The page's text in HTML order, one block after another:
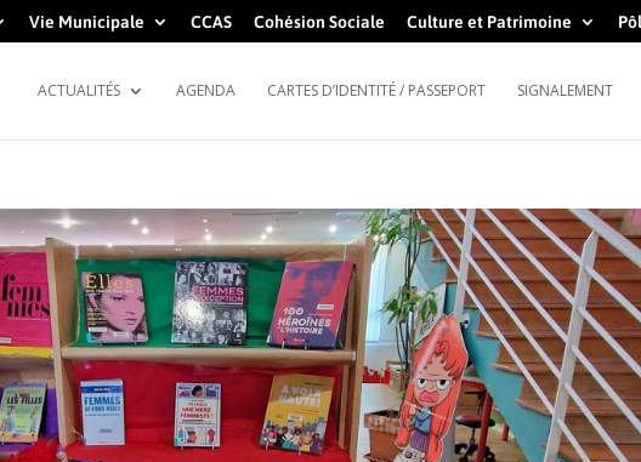
Vie Municipale CCAS Cohésion Sociale Culture et Patrimoine
ACTUALITÉS AGENDA CARTES D’IDENTITÉ / PASSEPORT SIGNALEMENT